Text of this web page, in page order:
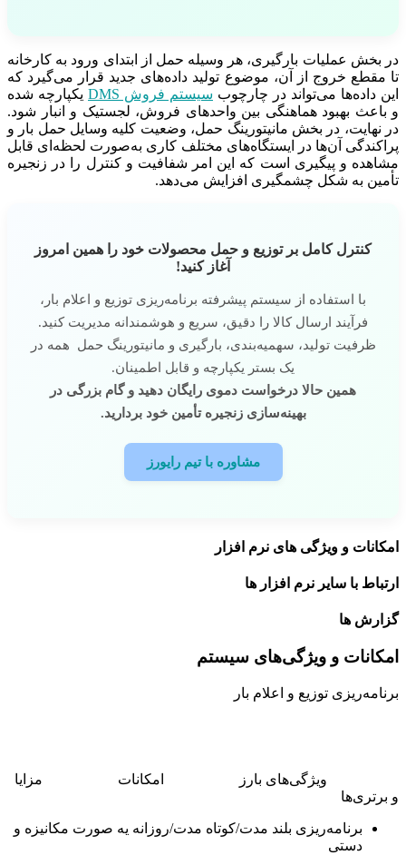
در بخش عملیات بارگیری، هر وسیله حمل از ابتدای ورود به کارخانه
تا مقطع خروج از آن، موضوع تولید داده‌های جدید قرار می‌گیرد که
این داده‌ها می‌تواند در چارچوب سیستم فروش DMS
یکپارچه شده
و باعث بهبود هماهنگی بین واحدهای فروش، لجستیک و انبار شود.
در نهایت، در بخش مانیتورینگ حمل، وضعیت کلیه وسایل حمل بار و
پراکندگی آن‌ها در ایستگاه‌های مختلف کاری به‌صورت لحظه‌ای قابل
مشاهده و پیگیری است که این امر شفافیت و کنترل را در زنجیره
تأمین به شکل چشمگیری افزایش می‌دهد.
کنترل کامل بر توزیع و حمل محصولات خود را همین امروز
آغاز کنید!
با استفاده از سیستم پیشرفته برنامه‌ریزی توزیع و اعلام بار،
فرآیند ارسال کالا را دقیق، سریع و هوشمندانه مدیریت کنید.
ظرفیت تولید، سهمیه‌بندی، بارگیری و مانیتورینگ حمل همه در
یک بستر یکپارچه و قابل اطمینان.
همین حالا درخواست دموی رایگان دهید و گام بزرگی در
بهینه‌سازی زنجیره تأمین خود بردارید.
مشاوره با تیم رایورز
امکانات و ویژگی های نرم افزار
ارتباط با سایر نرم افزار ها
گزارش ها
امکانات و ویژگی‌های سیستم
برنامه‌ریزی توزیع و اعلام بار
ویژگی‌های بارز امکانات
مزایا
و برتری‌ها
برنامه‌ریزی بلند مدت/کوتاه مدت/روزانه یه صورت مکانیزه و
دستی